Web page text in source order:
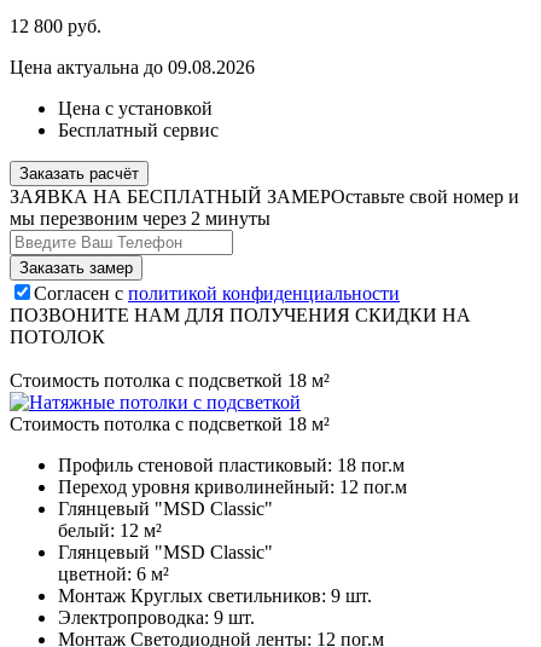
12 800 руб.
Цена актуальна до 09.08.2026
Цена с установкой
Бесплатный сервис
Заказать расчёт
ЗАЯВКА НА БЕСПЛАТНЫЙ ЗАМЕРОставьте свой номер и
мы перезвоним через 2 минуты
Согласен с политикой конфиденциальности
ПОЗВОНИТЕ НАМ ДЛЯ ПОЛУЧЕНИЯ СКИДКИ НА
ПОТОЛОК
Стоимость потолка с подсветкой 18 м²
Стоимость потолка с подсветкой 18 м²
Профиль стеновой пластиковый: 18 пог.м
Переход уровня криволинейный: 12 пог.м
Глянцевый "MSD Classic"
белый: 12 м²
Глянцевый "MSD Classic"
цветной: 6 м²
Монтаж Круглых светильников: 9 шт.
Электропроводка: 9 шт.
Монтаж Светодиодной ленты: 12 пог.м